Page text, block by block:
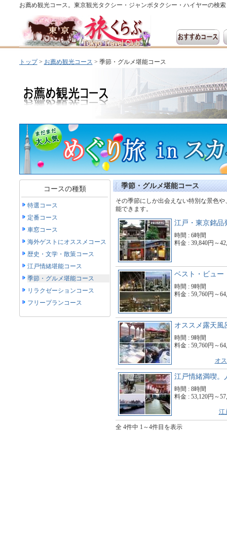
お薦め観光コース。東京観光タクシー・ジャンボタクシー・ハイヤーの検
トップ> お薦め観光コース > 季節・グルメ堪能コース
コースの種類
特選コース
定番コース
車窓コース
海外ゲストにオススメコース
歴史・文学・散策コース
江戸情緒堪能コース
季節・グルメ堪能コース
リラクゼーションコース
フリープランコース
季節・グルメ堪能コース
その季節にしか出会えない特別な景色
能できます。
江戸・東京銘品
時間 : 6時間
料金 : 39,840円～
ベスト・ビュー
時間 : 9時間
料金 : 59,760円～
オススメ露天風
時間 : 9時間
料金 : 59,760円～
オ
江戸情緒満喫。
時間 : 8時間
料金 : 53,120円～
江
全 4件中 1～4件目を表示